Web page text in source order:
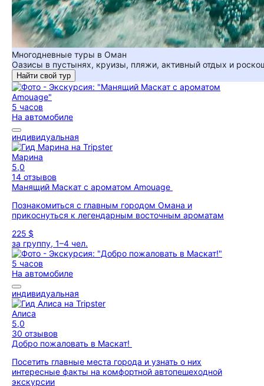
Многодневные туры в Оман
Оазисы в пустынях, круизы, пляжи, активный отдых и
Найти свой тур
5 часов
На автомобиле
индивидуальная
Марина
5,0
14 отзывов
Манящий Маскат с ароматом Amouage
Познакомиться с главным городом Омана и
прикоснуться к легендарным восточным ароматам
225 $
за группу, 1–4 чел.
5 часов
На автомобиле
индивидуальная
Алиса
5,0
30 отзывов
Добро пожаловать в Маскат!
Посетить главные места города и узнать о них
интересные факты на комфортной автопешеходной
экскурсии